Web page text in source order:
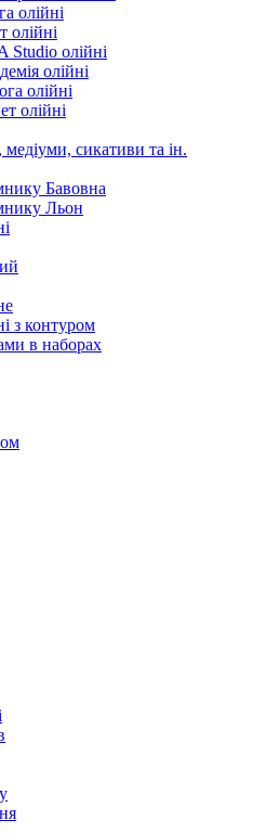
олійні
олійні
Studio олійні
олійні
олійні
олійні
сикативи та ін.
Бавовна
Льон
з контуром
в наборах